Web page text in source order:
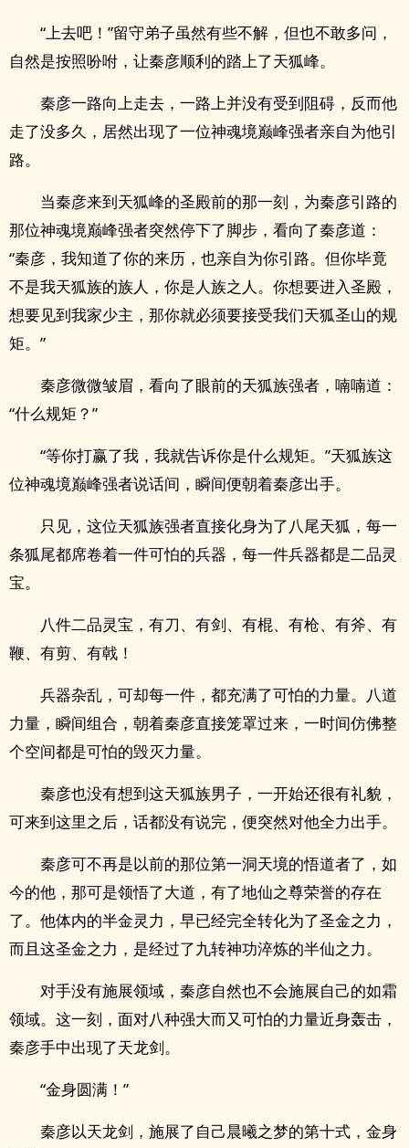
“上去吧！”留守弟子虽然有些不解，但也不敢多问，
自然是按照吩咐，让秦彦顺利的踏上了天狐峰。
秦彦一路向上走去，一路上并没有受到阻碍，反而他
走了没多久，居然出现了一位神魂境巅峰强者亲自为他引
路。
当秦彦来到天狐峰的圣殿前的那一刻，为秦彦引路的
那位神魂境巅峰强者突然停下了脚步，看向了秦彦道：
“秦彦，我知道了你的来历，也亲自为你引路。但你毕竟
不是我天狐族的族人，你是人族之人。你想要进入圣殿，
想要见到我家少主，那你就必须要接受我们天狐圣山的规
矩。”
秦彦微微皱眉，看向了眼前的天狐族强者，喃喃道：
“什么规矩？”
“等你打赢了我，我就告诉你是什么规矩。”天狐族这
位神魂境巅峰强者说话间，瞬间便朝着秦彦出手。
只见，这位天狐族强者直接化身为了八尾天狐，每一
条狐尾都席卷着一件可怕的兵器，每一件兵器都是二品灵
宝。
八件二品灵宝，有刀、有剑、有棍、有枪、有斧、有
鞭、有剪、有戟！
兵器杂乱，可却每一件，都充满了可怕的力量。八道
力量，瞬间组合，朝着秦彦直接笼罩过来，一时间仿佛整
个空间都是可怕的毁灭力量。
秦彦也没有想到这天狐族男子，一开始还很有礼貌，
可来到这里之后，话都没有说完，便突然对他全力出手。
秦彦可不再是以前的那位第一洞天境的悟道者了，如
今的他，那可是领悟了大道，有了地仙之尊荣誉的存在
了。他体内的半金灵力，早已经完全转化为了圣金之力，
而且这圣金之力，是经过了九转神功淬炼的半仙之力。
对手没有施展领域，秦彦自然也不会施展自己的如霜
领域。这一刻，面对八种强大而又可怕的力量近身轰击，
秦彦手中出现了天龙剑。
“金身圆满！”
秦彦以天龙剑，施展了自己晨曦之梦的第十式，金身